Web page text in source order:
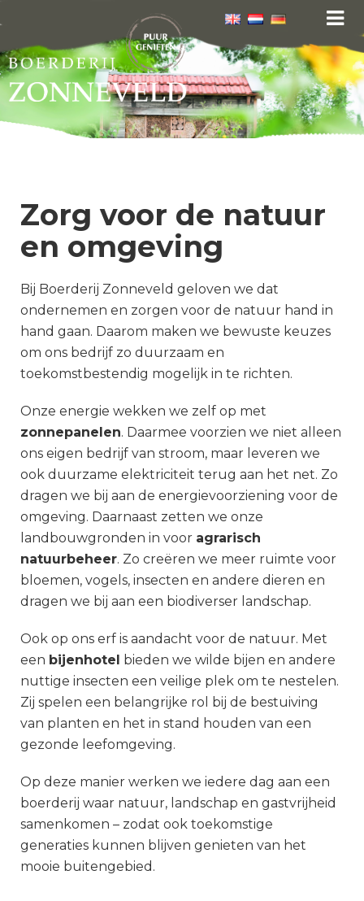
Zorg voor de natuur
en omgeving
Bij Boerderij Zonneveld geloven we dat
ondernemen en zorgen voor de natuur hand in
hand gaan. Daarom maken we bewuste keuzes
om ons bedrijf zo duurzaam en
toekomstbestendig mogelijk in te richten.
Onze energie wekken we zelf op met
zonnepanelen. Daarmee voorzien we niet alleen
ons eigen bedrijf van stroom, maar leveren we
ook duurzame elektriciteit terug aan het net. Zo
dragen we bij aan de energievoorziening voor de
omgeving. Daarnaast zetten we onze
landbouwgronden in voor agrarisch
natuurbeheer. Zo creëren we meer ruimte voor
bloemen, vogels, insecten en andere dieren en
dragen we bij aan een biodiverser landschap.
Ook op ons erf is aandacht voor de natuur. Met
een bijenhotel bieden we wilde bijen en andere
nuttige insecten een veilige plek om te nestelen.
Zij spelen een belangrijke rol bij de bestuiving
van planten en het in stand houden van een
gezonde leefomgeving.
Op deze manier werken we iedere dag aan een
boerderij waar natuur, landschap en gastvrijheid
samenkomen – zodat ook toekomstige
generaties kunnen blijven genieten van het
mooie buitengebied.